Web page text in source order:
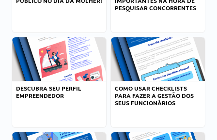
PESQUISAR CONCORRENTES
DESCUBRA SEU PERFIL
EMPREENDEDOR
COMO USAR CHECKLISTS
PARA FAZER A GESTÃO DOS
SEUS FUNCIONÁRIOS